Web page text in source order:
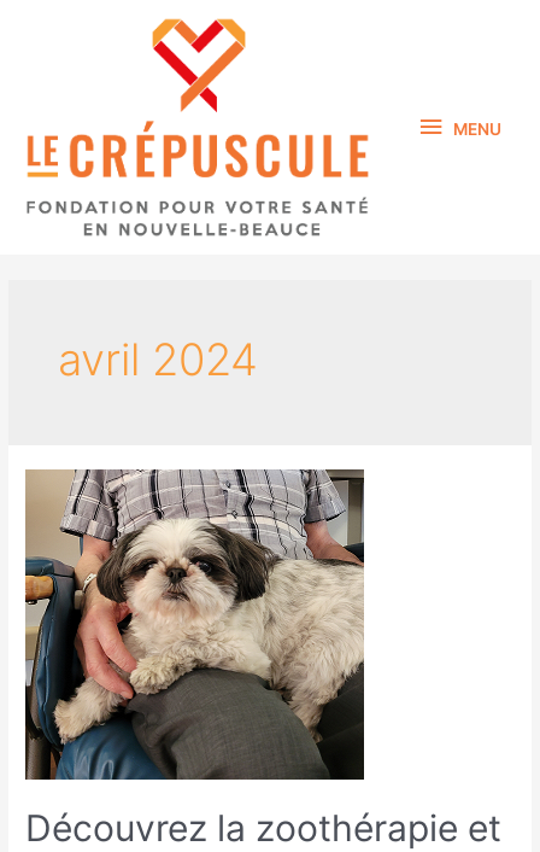
MENU
avril 2024
Découvrez la zoothérapie et